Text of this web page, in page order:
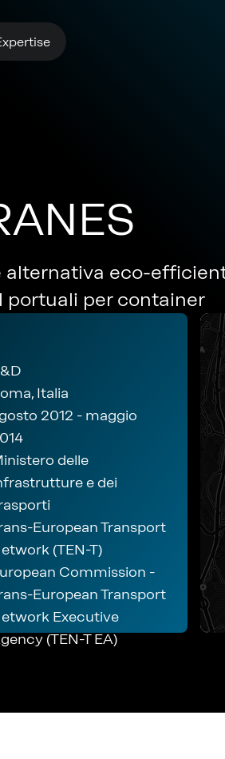
alternativa eco-
portuali per container
Italia
2012 - maggio
delle
e dei
European Transport
(TEN-T)
Commission -
European Transport
Executive
(TEN-T EA)